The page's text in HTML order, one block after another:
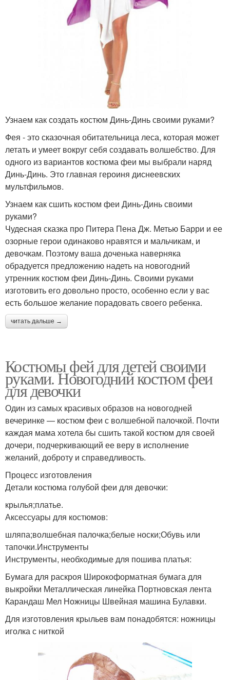
Узнаем как создать костюм Динь-Динь своими руками?
Фея - это сказочная обитательница леса, которая может
летать и умеет вокруг себя создавать волшебство. Для
одного из вариантов костюма феи мы выбрали наряд
Динь-Динь. Это главная героиня диснеевских
мультфильмов.
Узнаем как сшить костюм феи Динь-Динь своими
руками?
Чудесная сказка про Питера Пена Дж. Метью Барри и ее
озорные герои одинаково нравятся и мальчикам, и
девочкам. Поэтому ваша доченька наверняка
обрадуется предложению надеть на новогодний
утренник костюм феи Динь-Динь. Своими руками
изготовить его довольно просто, особенно если у вас
есть большое желание порадовать своего ребенка.
читать дальше →
Костюмы фей для детей своими
руками. Новогодний костюм феи
для девочки
Один из самых красивых образов на новогодней
вечеринке — костюм феи с волшебной палочкой. Почти
каждая мама хотела бы сшить такой костюм для своей
дочери, подчеркивающий ее веру в исполнение
желаний, доброту и справедливость.
Процесс изготовления
Детали костюма голубой феи для девочки:
крылья;платье.
Аксессуары для костюмов:
шляпа;волшебная палочка;белые носки;Обувь или
тапочки.Инструменты
Инструменты, необходимые для пошива платья:
Бумага для раскроя Широкоформатная бумага для
выкройки Металлическая линейка Портновская лента
Карандаш Мел Ножницы Швейная машина Булавки.
Для изготовления крыльев вам понадобятся: ножницы
иголка с ниткой